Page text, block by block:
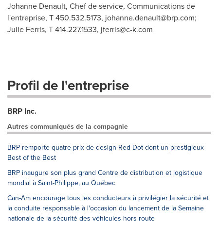
Johanne Denault, Chef de service, Communications de
l'entreprise, T 450.532.5173, johanne.denault@brp.com;
Julie Ferris, T 414.227.1533, jferris@c-k.com
Profil de l'entreprise
BRP Inc.
Autres communiqués de la compagnie
BRP remporte quatre prix de design Red Dot dont un prestigieux
Best of the Best
BRP inaugure son plus grand Centre de distribution et logistique
mondial à Saint-Philippe, au Québec
Can-Am encourage tous les conducteurs à privilégier la sécurité et
la conduite responsable à l'occasion du lancement de la Semaine
nationale de la sécurité des véhicules hors route